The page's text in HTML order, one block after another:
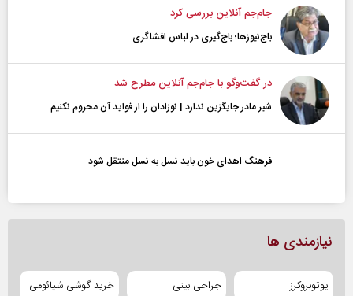
جام‌جم آنلاین بررسی کرد
باج‌نیوزها؛ باج‌گیری در لباس افشاگری
در گفت‌و‌گو با جام‌جم آنلاین مطرح شد
شیر مادر جایگزین ندارد | نوزادان را از فواید آن محروم نکنیم
فرهنگ اهدای خون باید نسل به نسل منتقل شود
نیازمندی ها
یوتوبروکرز جراحی بینی خرید گوشی شیائومی